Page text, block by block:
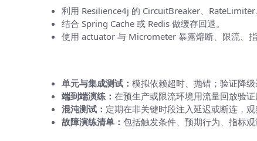
利用 Resilience4j 的 CircuitBreaker、
结合 Spring Cache 或 Redis 做缓存回退。
使用 actuator 与 Micrometer 暴露熔断、限流、指
单元与集成测试： 模拟依赖超时、抛错；验证降级
端到端演练： 在预生产或限流环境用流量回放验证
混沌测试： 定期在非关键时段注入延迟或断连，观
故障演练清单： 包括触发条件、预期行为、指标